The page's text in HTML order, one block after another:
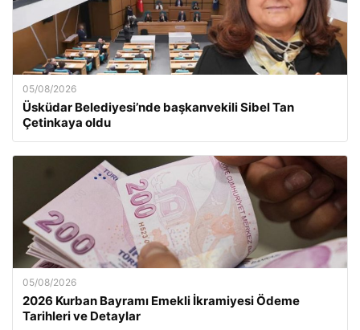
05/08/2026
Üsküdar Belediyesi’nde başkanvekili Sibel Tan
Çetinkaya oldu
05/08/2026
2026 Kurban Bayramı Emekli İkramiyesi Ödeme
Tarihleri ve Detaylar